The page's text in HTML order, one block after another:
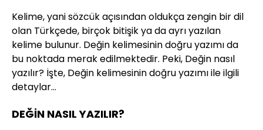
Kelime, yani sözcük açısından oldukça zengin bir dil
olan Türkçede, birçok bitişik ya da ayrı yazılan
kelime bulunur. Değin kelimesinin doğru yazımı da
bu noktada merak edilmektedir. Peki, Değin nasıl
yazılır? İşte, Değin kelimesinin doğru yazımı ile ilgili
detaylar…
DEĞİN NASIL YAZILIR?